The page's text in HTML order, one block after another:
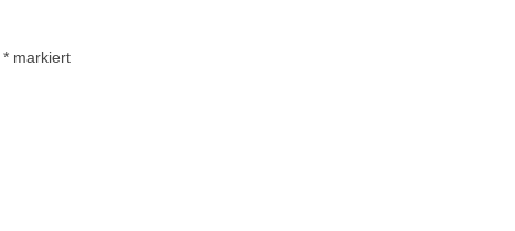
* markiert